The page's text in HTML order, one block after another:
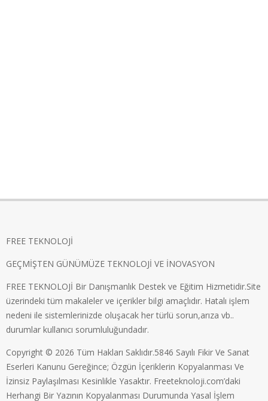
FREE TEKNOLOJİ
GEÇMİŞTEN GÜNÜMÜZE TEKNOLOJİ VE İNOVASYON
FREE TEKNOLOJİ Bir Danışmanlık Destek ve Eğitim Hizmetidir.Site
üzerindeki tüm makaleler ve içerikler bilgi amaçlıdır. Hatalı işlem
nedeni ile sistemlerinizde oluşacak her türlü sorun,arıza vb..
durumlar kullanıcı sorumluluğundadır.
Copyright © 2026 Tüm Hakları Saklıdır.5846 Sayılı Fikir Ve Sanat
Eserleri Kanunu Gereğince; Özgün İçeriklerin Kopyalanması Ve
İzinsiz Paylaşılması Kesinlikle Yasaktır. Freeteknoloji.com’daki
Herhangi Bir Yazının Kopyalanması Durumunda Yasal İşlem